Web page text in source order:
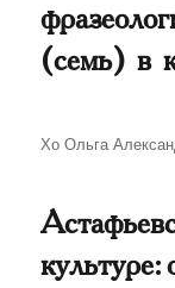
(семь) в
Автор
Хо Ольга
культуре: